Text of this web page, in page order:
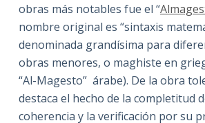
obras más notables fue el “
nombre original es “sintaxis
denominada grandísima para
obras menores, o maghiste en
“Al-Magesto” árabe). De la obra
destaca el hecho de la completitud
coherencia y la verificación por su